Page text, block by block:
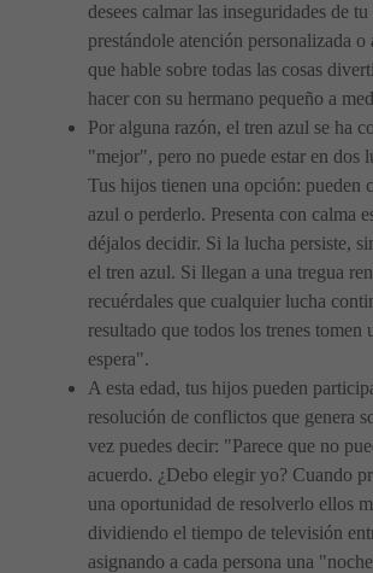
desees calmar las inseguridades de
prestándole atención personalizada o
que hable sobre todas las cosas
hacer con su hermano pequeño a
Por alguna razón, el tren azul se ha
"mejor", pero no puede estar en dos
Tus hijos tienen una opción: pueden
azul o perderlo. Presenta con calma
déjalos decidir. Si la lucha persiste,
el tren azul. Si llegan a una tregua
recuérdales que cualquier lucha
resultado que todos los trenes tomen
espera".
A esta edad, tus hijos pueden
resolución de conflictos que genera
vez puedes decir: "Parece que no
acuerdo. ¿Debo elegir yo? Cuando
una oportunidad de resolverlo ellos
dividiendo el tiempo de televisión
asignando a cada persona una